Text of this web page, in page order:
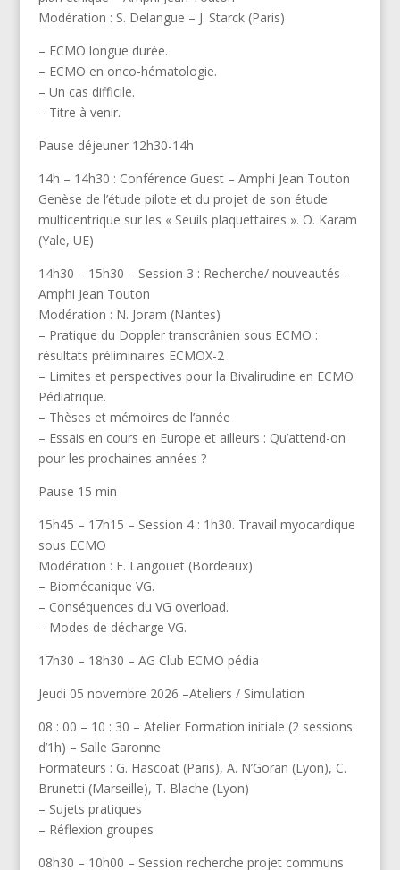
Modération : S. Delangue – J. Starck (Paris)
– ECMO longue durée.
– ECMO en onco-hématologie.
– Un cas difficile.
– Titre à venir.
Pause déjeuner 12h30-14h
14h – 14h30 : Conférence Guest – Amphi Jean Touton
Genèse de l’étude pilote et du projet de son étude
multicentrique sur les « Seuils plaquettaires ». O. Karam
(Yale, UE)
14h30 – 15h30 – Session 3 : Recherche/ nouveautés –
Amphi Jean Touton
Modération : N. Joram (Nantes)
– Pratique du Doppler transcrânien sous ECMO :
résultats préliminaires ECMOX-2
– Limites et perspectives pour la Bivalirudine en ECMO
Pédiatrique.
– Thèses et mémoires de l’année
– Essais en cours en Europe et ailleurs : Qu’attend-on
pour les prochaines années ?
Pause 15 min
15h45 – 17h15 – Session 4 : 1h30. Travail myocardique
sous ECMO
Modération : E. Langouet (Bordeaux)
– Biomécanique VG.
– Conséquences du VG overload.
– Modes de décharge VG.
17h30 – 18h30 – AG Club ECMO pédia
Jeudi 05 novembre 2026 –Ateliers / Simulation
08 : 00 – 10 : 30 – Atelier Formation initiale (2 sessions
d’1h) – Salle Garonne
Formateurs : G. Hascoat (Paris), A. N’Goran (Lyon), C.
Brunetti (Marseille), T. Blache (Lyon)
– Sujets pratiques
– Réflexion groupes
08h30 – 10h00 – Session recherche projet communs